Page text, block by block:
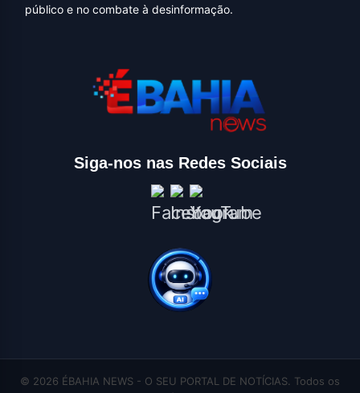
público e no combate à desinformação.
Siga-nos nas Redes Sociais
© 2026 ÉBAHIA NEWS - O SEU PORTAL DE NOTÍCIAS. Todos os